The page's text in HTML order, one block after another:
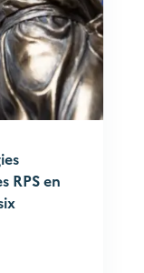
RPS en